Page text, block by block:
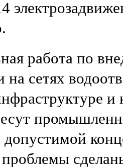
работа по
на сетях
и